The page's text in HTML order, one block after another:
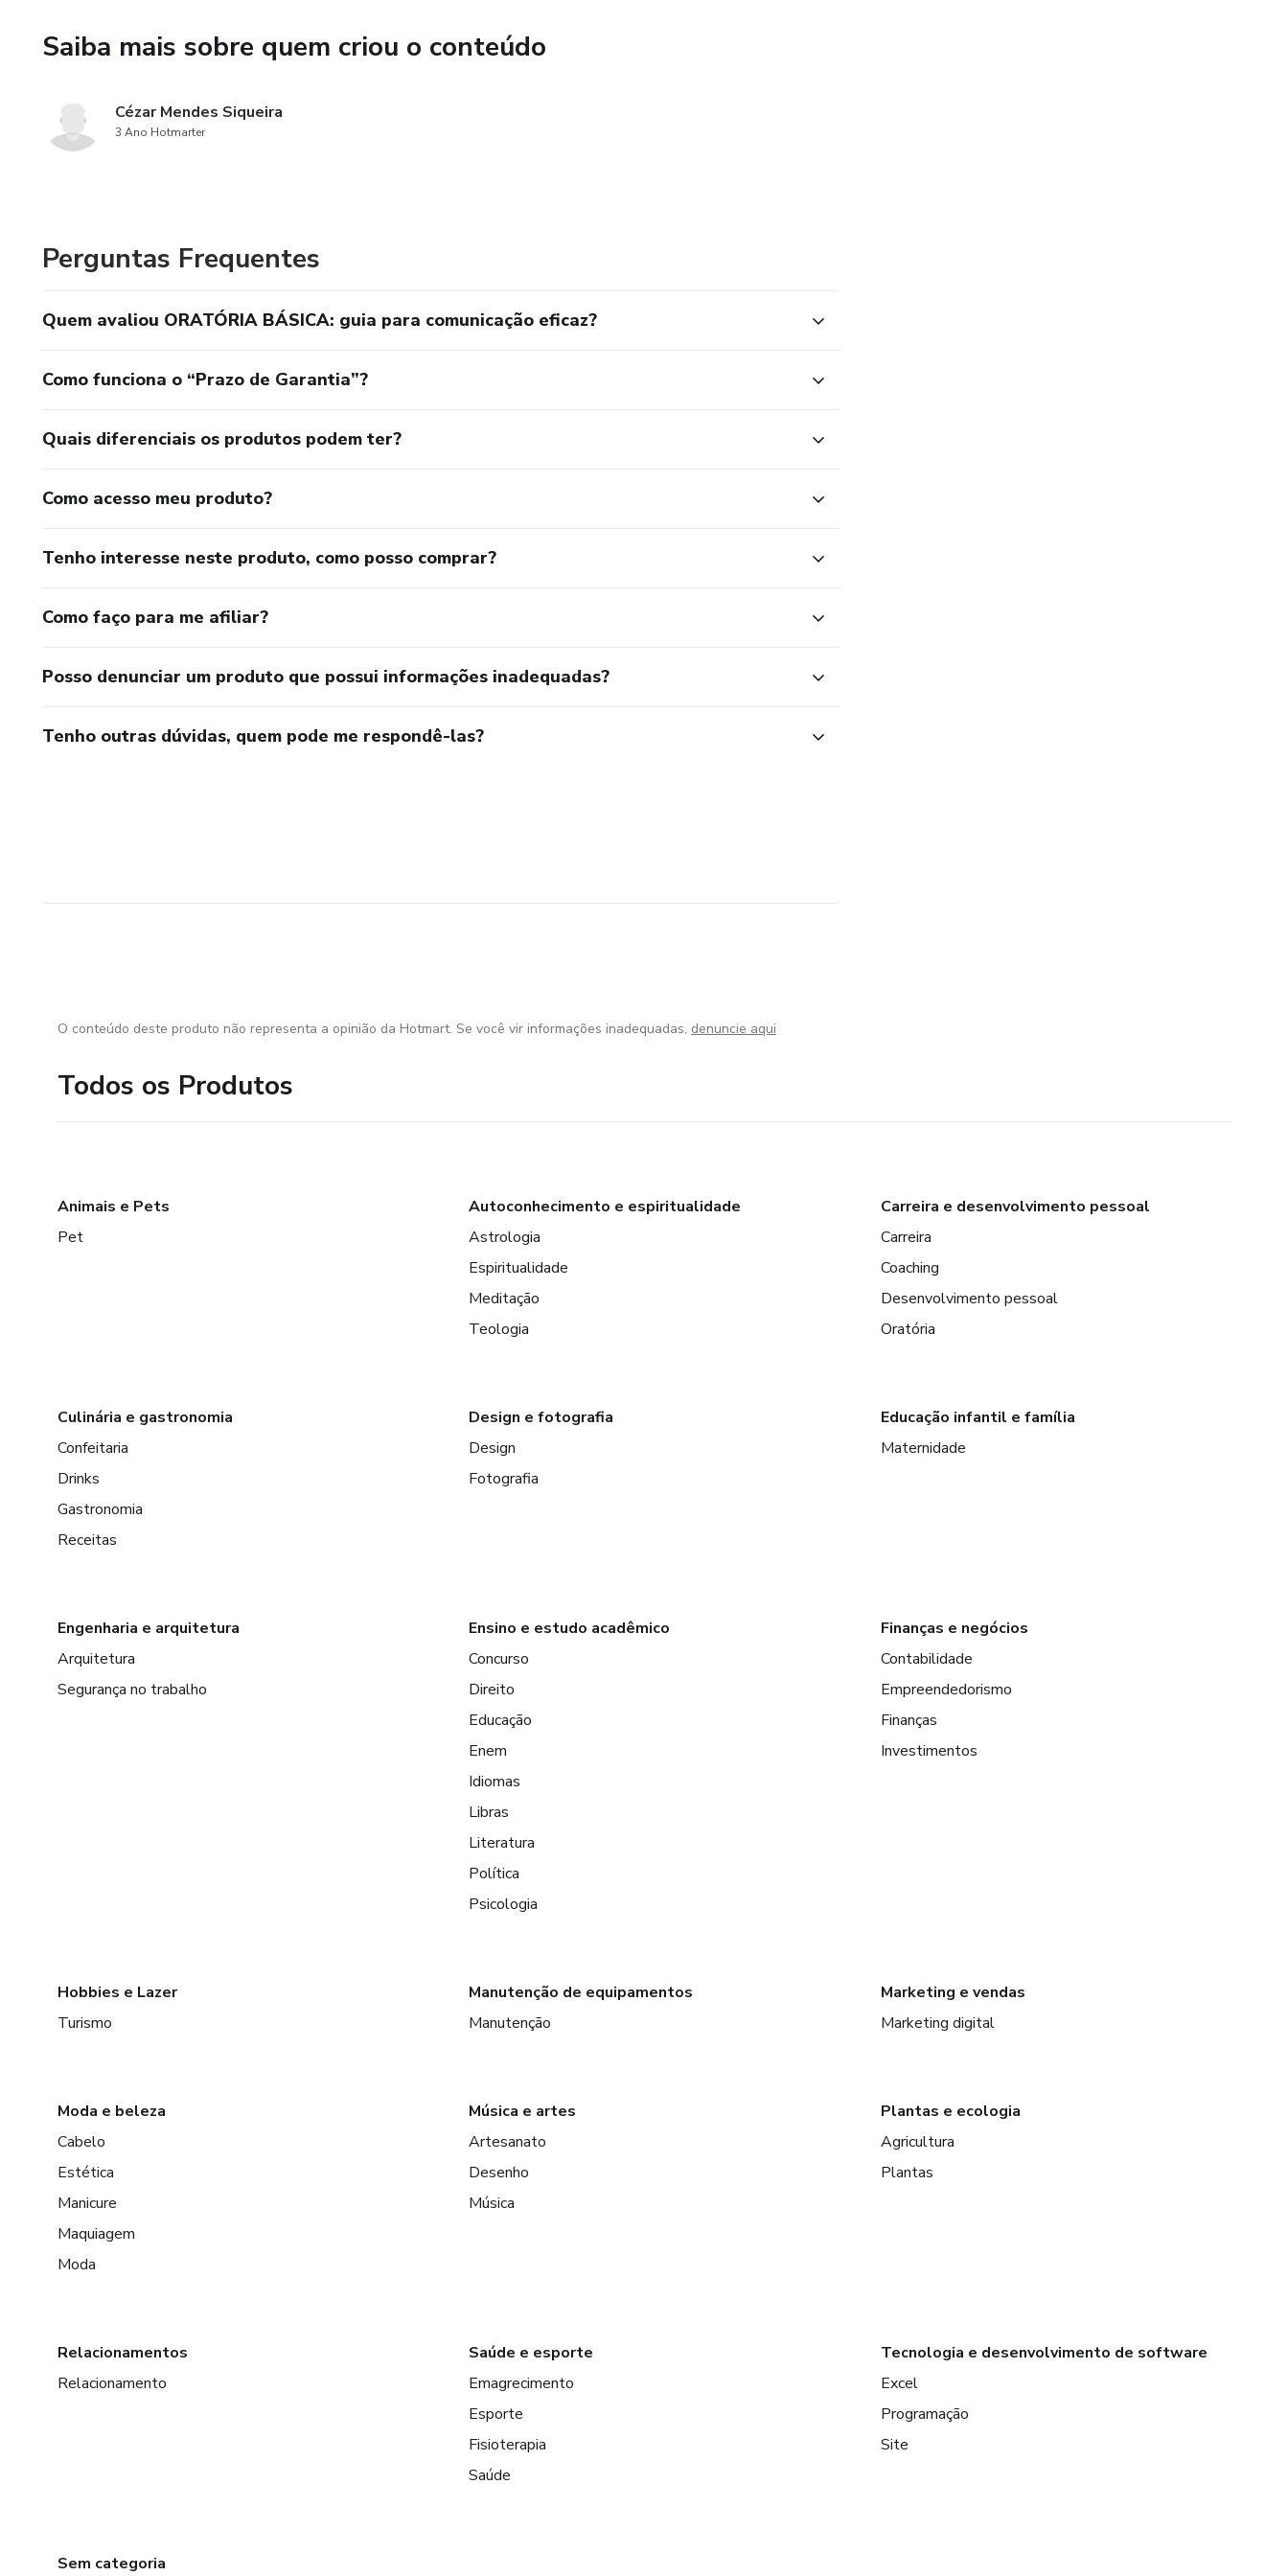
Saiba mais sobre quem criou o conteúdo
Cézar Mendes Siqueira
3 Ano Hotmarter
Perguntas Frequentes
Quem avaliou ORATÓRIA BÁSICA: guia para comunicação eficaz?
Como funciona o “Prazo de Garantia”?
Quais diferenciais os produtos podem ter?
Como acesso meu produto?
Tenho interesse neste produto, como posso comprar?
Como faço para me afiliar?
Posso denunciar um produto que possui informações inadequadas?
Tenho outras dúvidas, quem pode me respondê-las?
O conteúdo deste produto não representa a opinião da Hotmart. Se você vir informações inadequadas, denuncie aqui
Todos os Produtos
Animais e Pets
Pet
Autoconhecimento e espiritualidade
Astrologia
Espiritualidade
Meditação
Teologia
Carreira e desenvolvimento pessoal
Carreira
Coaching
Desenvolvimento pessoal
Oratória
Culinária e gastronomia
Confeitaria
Drinks
Gastronomia
Receitas
Design e fotografia
Design
Fotografia
Educação infantil e família
Maternidade
Engenharia e arquitetura
Arquitetura
Segurança no trabalho
Ensino e estudo acadêmico
Concurso
Direito
Educação
Enem
Idiomas
Libras
Literatura
Política
Psicologia
Finanças e negócios
Contabilidade
Empreendedorismo
Finanças
Investimentos
Hobbies e Lazer
Turismo
Manutenção de equipamentos
Manutenção
Marketing e vendas
Marketing digital
Moda e beleza
Cabelo
Estética
Manicure
Maquiagem
Moda
Música e artes
Artesanato
Desenho
Música
Plantas e ecologia
Agricultura
Plantas
Relacionamentos
Relacionamento
Saúde e esporte
Emagrecimento
Esporte
Fisioterapia
Saúde
Tecnologia e desenvolvimento de software
Excel
Programação
Site
Sem categoria